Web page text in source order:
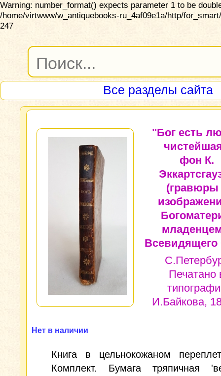
Warning: number_format() expects parameter 1 to be
/home/virtwww/w_antiquebooks-ru_4af09e1a/http/
247
Все разделы сайта
"Бог есть
фон К.
(гравюры
Печатано
И.Байкова,
Нет в наличии
Книга в цельнокожаном
Комплект. Бумага тряпичная